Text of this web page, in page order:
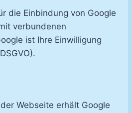
die Einbindung von Google
verbundenen
ist Ihre Einwilligung
Webseite erhält Google